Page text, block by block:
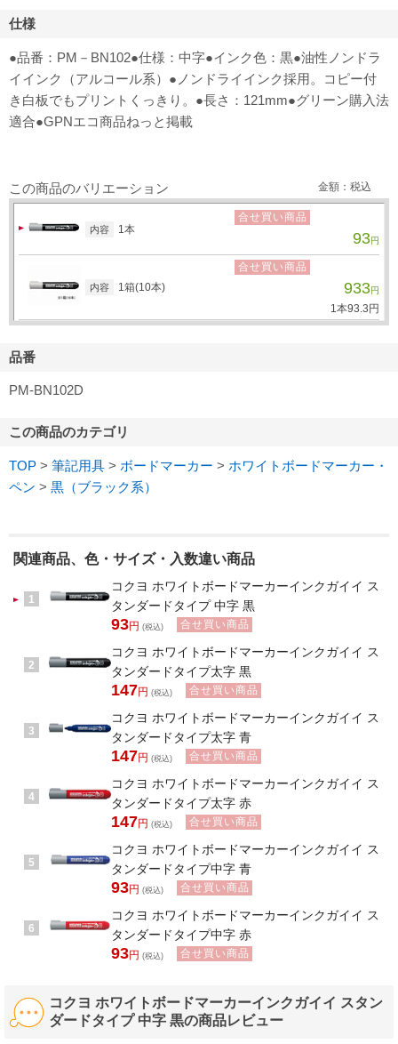
仕様
●品番：PM－BN102●仕様：中字●インク色：黒●油性ノンドラ
イインク（アルコール系）●ノンドライインク採用。コピー付
き白板でもプリントくっきり。●長さ：121mm●グリーン購入法
適合●GPNエコ商品ねっと掲載
この商品のバリエーション 金額：税込
内容 1本
合せ買い商品
93円
内容 1箱(10本)
合せ買い商品
933円
1本93.3 円
品番
PM-BN102D
この商品のカテゴリ
TOP > 筆記用具 > ボードマーカー > ホワイトボードマーカー・
ペン > 黒（ブラック系）
関連商品、色・サイズ・入数違い商品
1
コクヨ ホワイトボードマーカーインクガイイ ス
タンダードタイプ 中字 黒
93円 (税込) 合せ買い商品
2
コクヨ ホワイトボードマーカーインクガイイ ス
タンダードタイプ太字 黒
147円 (税込) 合せ買い商品
3
コクヨ ホワイトボードマーカーインクガイイ ス
タンダードタイプ太字 青
147円 (税込) 合せ買い商品
4
コクヨ ホワイトボードマーカーインクガイイ ス
タンダードタイプ太字 赤
147円 (税込) 合せ買い商品
5
コクヨ ホワイトボードマーカーインクガイイ ス
タンダードタイプ中字 青
93円 (税込) 合せ買い商品
6
コクヨ ホワイトボードマーカーインクガイイ ス
タンダードタイプ中字 赤
93円 (税込) 合せ買い商品
コクヨ ホワイトボードマーカーインクガイイ スタン
ダードタイプ 中字 黒の商品レビュー